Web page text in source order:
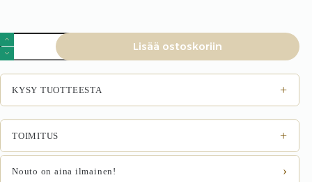
Sängynpääty
MONTERO
W4,
siniharmaa
Monolith
määrä
Lisää ostoskoriin
KYSY TUOTTEESTA +
TOIMITUS +
Nouto on aina ilmainen! ›